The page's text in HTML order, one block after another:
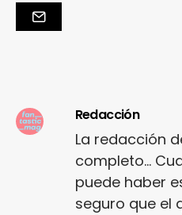
Redacción
La redacción
completo...
puede haber
seguro que el